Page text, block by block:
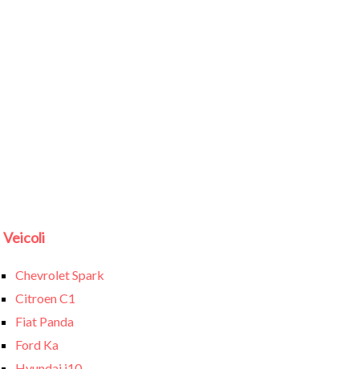
Veicoli
Chevrolet Spark
Citroen C1
Fiat Panda
Ford Ka